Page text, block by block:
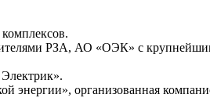
РЗА, АО «ОЭК» с
энергии», организованная